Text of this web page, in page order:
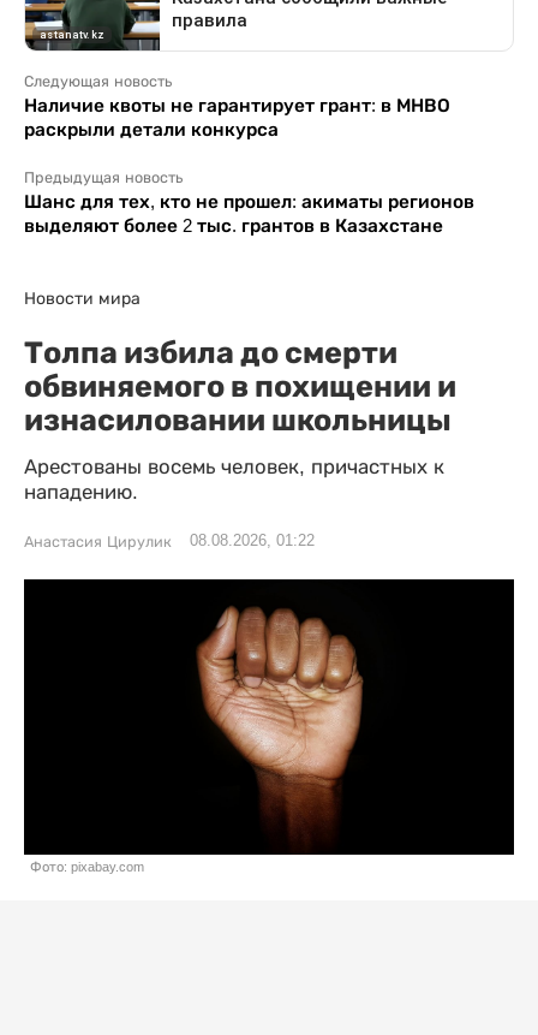
Следующая новость
Наличие квоты не гарантирует грант: в МНВО
раскрыли детали конкурса
Предыдущая новость
Шанс для тех, кто не прошел: акиматы регионов
выделяют более 2 тыс. грантов в Казахстане
Новости мира
Толпа избила до смерти
обвиняемого в похищении и
изнасиловании школьницы
Арестованы восемь человек, причастных к
нападению.
Анастасия Цирулик 08.08.2026, 01:22
Фото: pixabay.com